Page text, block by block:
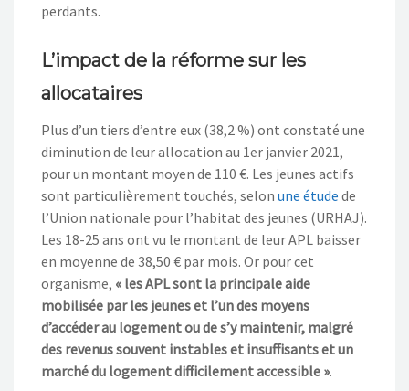
perdants.
L’impact de la réforme sur les
allocataires
Plus d’un tiers d’entre eux (38,2 %) ont constaté une
diminution de leur allocation au 1er janvier 2021,
pour un montant moyen de 110 €. Les jeunes actifs
sont particulièrement touchés, selon une étude de
l’Union nationale pour l’habitat des jeunes (URHAJ).
Les 18-25 ans ont vu le montant de leur APL baisser
en moyenne de 38,50 € par mois. Or pour cet
organisme, « les APL sont la principale aide
mobilisée par les jeunes et l’un des moyens
d’accéder au logement ou de s’y maintenir, malgré
des revenus souvent instables et insuffisants et un
marché du logement difficilement accessible ».